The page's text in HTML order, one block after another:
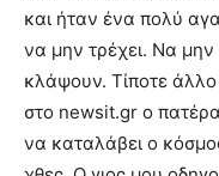
και ήταν ένα πολύ
να μην τρέχει. Να
κλάψουν. Τίποτε άλλο
στο newsit.gr ο
να καταλάβει ο